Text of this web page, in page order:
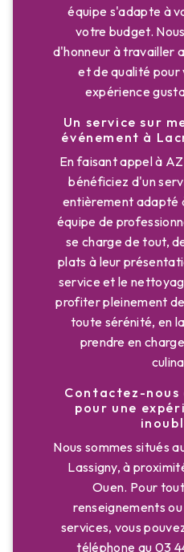
équipe s'adapte à
votre budget.
d'honneur à travailler
et de qualité pour
expérience
Un service sur
événement à
En faisant appel à
bénéficiez d'un
entièrement adapté
équipe de
se charge de tout,
plats à leur
service et le
profiter pleinement
toute sérénité, en
prendre en
Contactez-nous
pour une
Nous sommes situés
Lassigny, à
Ouen. Pour
renseignements
services, vous
téléphone au 03